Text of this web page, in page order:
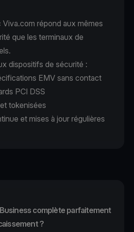
répond aux mêmes
que les terminaux de
dispositifs de sécurité :
EMV sans contact
PCI DSS
tokenisées
et mises à jour régulières
complète parfaitement
?